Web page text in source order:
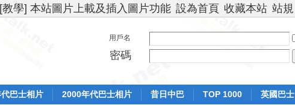
[教學] 本站圖片上載及插入圖片功能 設為首頁 收藏本站 站規
用戶名
密碼
巴士相片 2000年代巴士相片 昔日中巴 TOP 1000
英國巴士